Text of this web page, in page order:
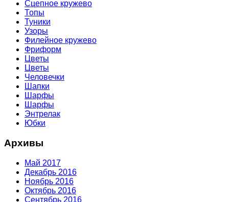
Сцепное кружево
Топы
Туники
Узоры
Филейное кружево
Фриформ
Цветы
Цветы
Человечки
Шапки
Шарфы
Шарфы
Энтрелак
Юбки
Архивы
Май 2017
Декабрь 2016
Ноябрь 2016
Октябрь 2016
Сентябрь 2016